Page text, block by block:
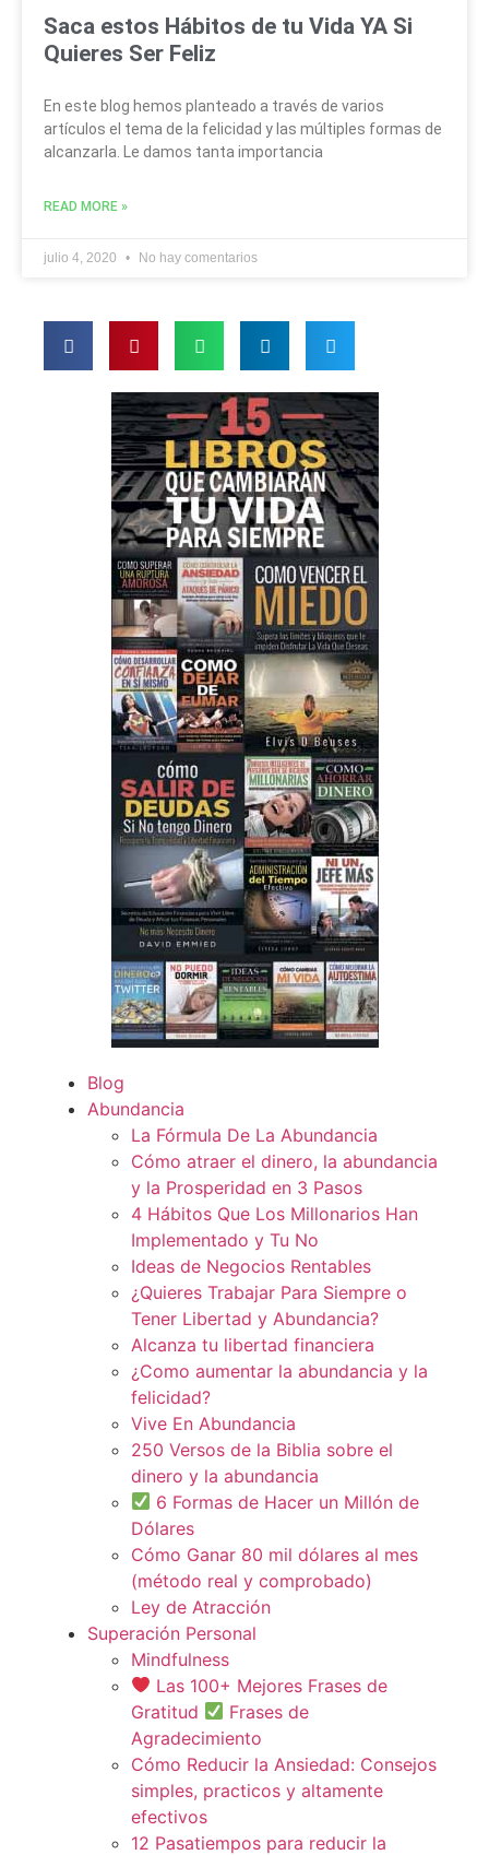
Saca estos Hábitos de tu Vida YA Si
Quieres Ser Feliz
En este blog hemos planteado a través de varios
artículos el tema de la felicidad y las múltiples formas de
alcanzarla. Le damos tanta importancia
READ MORE »
julio 4, 2020 No hay comentarios
Blog
Abundancia
La Fórmula De La Abundancia
Cómo atraer el dinero, la abundancia
y la Prosperidad en 3 Pasos
4 Hábitos Que Los Millonarios Han
Implementado y Tu No
Ideas de Negocios Rentables
¿Quieres Trabajar Para Siempre o
Tener Libertad y Abundancia?
Alcanza tu libertad financiera
¿Como aumentar la abundancia y la
felicidad?
Vive En Abundancia
250 Versos de la Biblia sobre el
dinero y la abundancia
6 Formas de Hacer un Millón de
Dólares
Cómo Ganar 80 mil dólares al mes
(método real y comprobado)
Ley de Atracción
Superación Personal
Mindfulness
Las 100+ Mejores Frases de
Gratitud
Frases de
Agradecimiento
Cómo Reducir la Ansiedad: Consejos
simples, practicos y altamente
efectivos
12 Pasatiempos para reducir la